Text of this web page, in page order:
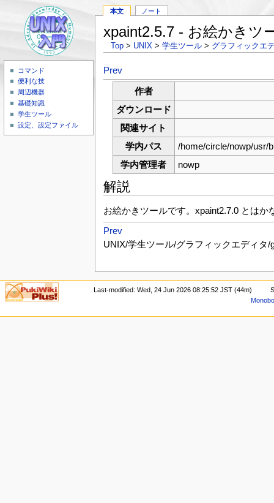
コマンド
便利な技
周辺機器
基礎知識
学生ツール
設定、設定ファイル
本文 ノート
xpaint2.5.7 - お絵かきツ
Top > UNIX >学生ツール > グラフィックエ
Prev
作者
ダウンロード
関連サイト
学内パス
/home/circle/nowp/usr/
学内管理者
nowp
解説
お絵かきツールです。xpaint2.7.0 とは
Prev
UNIX/学生ツール/グラフィックエディタ/
Last-modified: Wed, 24 Jun 2026 08:25:52 JST (44m)